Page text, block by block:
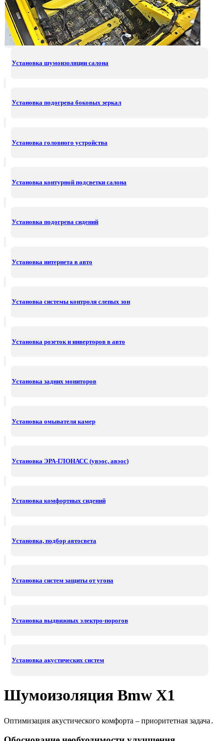
Установка шумоизоляции салона
Установка подогрева боковых зеркал
Установка головного устройства
Установка контурной подсветки салона
Установка подогрева сидений
Установка интернета в авто
Установка системы контроля слепых зон
Установка розеток и инверторов в авто
Установка задних мониторов
Установка омывателя камер
Установка ЭРА-ГЛОНАСС (увэос, авэос)
Установка комфортных сидений
Установка, подбор автосвета
Установка систем защиты от угона
Установка выдвижных электро-порогов
Установка акустических систем
Шумоизоляция Bmw X1
Оптимизация акустического комфорта – приоритетная задача․